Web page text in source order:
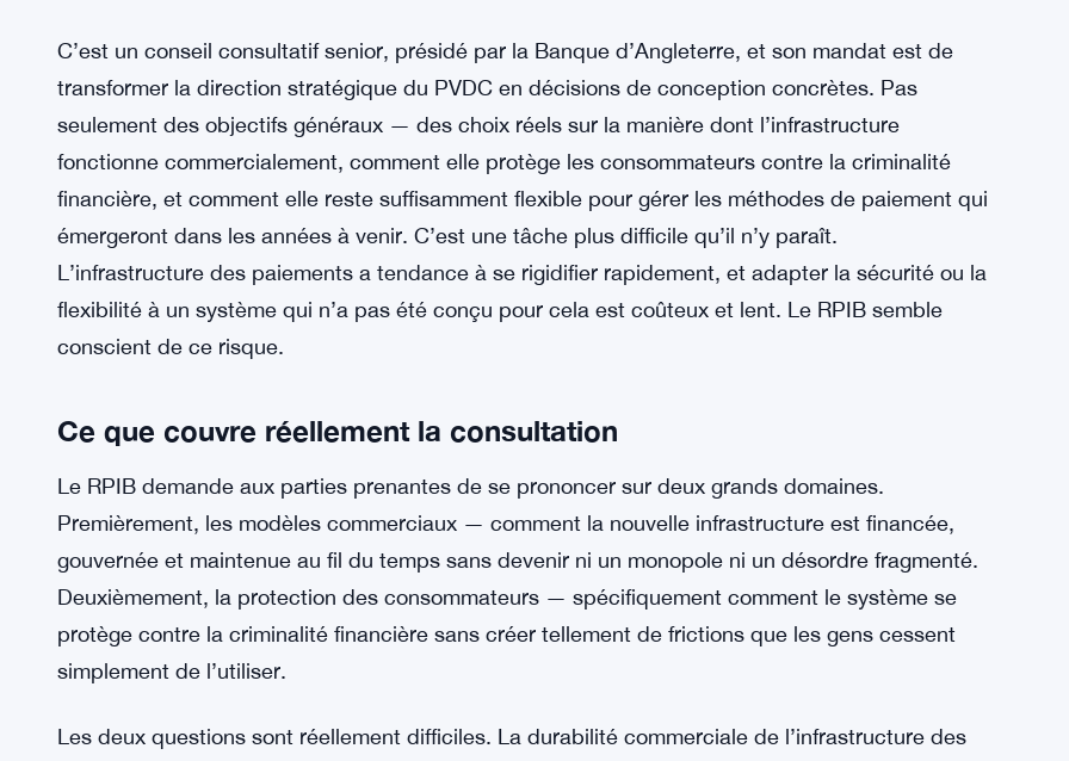
C’est un conseil consultatif senior, présidé par la Banque d’Angleterre, et son mandat est de
transformer la direction stratégique du PVDC en décisions de conception concrètes. Pas
financière, et comment elle reste suffisamment flexible pour gérer les méthodes de paiement qui
émergeront dans les années à venir. C’est une tâche plus difficile qu’il n’y paraît.
L’infrastructure des paiements a tendance à se rigidifier rapidement, et adapter la sécurité ou la
flexibilité à un système qui n’a pas été conçu pour cela est coûteux et lent. Le RPIB semble
conscient de ce risque.
Ce que couvre réellement la consultation
Le RPIB demande aux parties prenantes de se prononcer sur deux grands domaines.